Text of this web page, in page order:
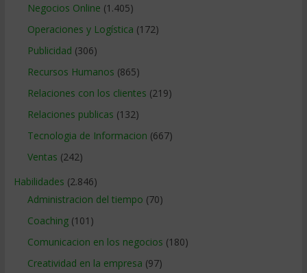
Negocios Online (1.405)
Operaciones y Logística (172)
Publicidad (306)
Recursos Humanos (865)
Relaciones con los clientes (219)
Relaciones publicas (132)
Tecnologia de Informacion (667)
Ventas (242)
Habilidades (2.846)
Administracion del tiempo (70)
Coaching(101)
Comunicacion en los negocios (180)
Creatividad en la empresa (97)